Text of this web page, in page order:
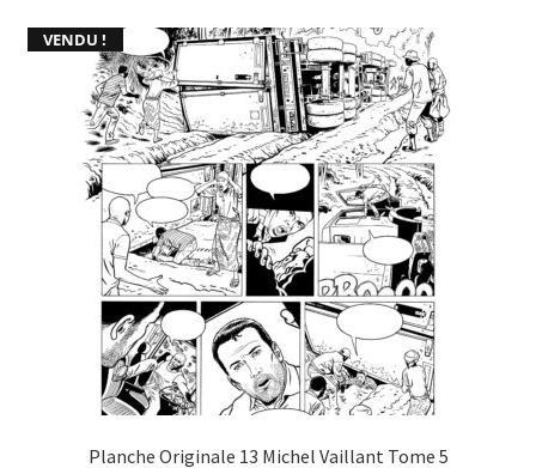
VENDU !
Planche Originale 13 Michel Vaillant Tome 5